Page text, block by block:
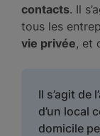
contacts. Il
tous les
vie privée, et
Il s’agit de
d’un local
domicile